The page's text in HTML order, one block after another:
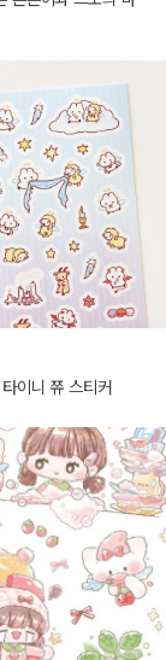
이니 쮸 스티커